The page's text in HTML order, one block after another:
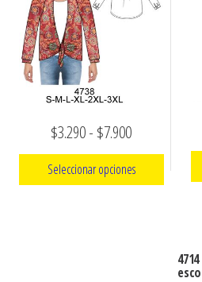
$3.290- $7.900Rango
de
precios:
Seleccionar opciones